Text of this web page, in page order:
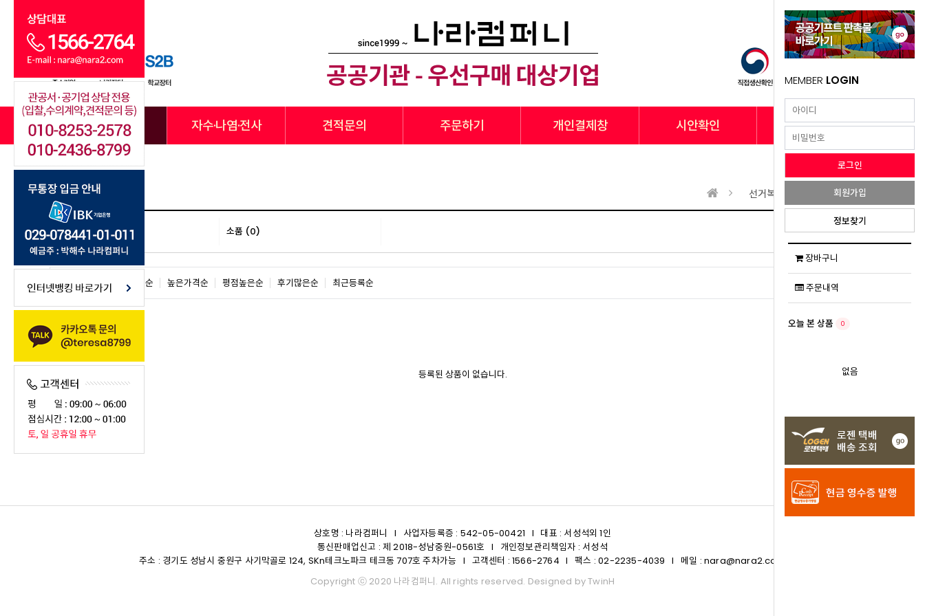
전체카테고리 자수·나염·전사 견적문의 주문하기 개인결제창 시안확인 납품사례
MEMBER LOGIN
회원가입
정보찾기
장바구니
주문내역
오늘 본 상품 0
없음
선거복 선거복
선거복 (0) 소품 (0)
판매많은순 낮은가격순 높은가격순 평점높은순 후기많은순 최근등록순
등록된 상품이 없습니다.
상호명 : 나라컴퍼니 I 사업자등록증 : 542-05-00421 I 대표 : 서성석외 1인
통신판매업신고 : 제 2018-성남중원-0561호 I 개인정보관리책임자 : 서성석
주소 : 경기도 성남시 중원구 사기막골로 124, SKn테크노파크 테크동 707호 주차가능 I 고객센터 : 1566-2764 I 팩스 : 02-2235-4039 I 메일 : nara@nara2.com
Copyright ⓒ 2020 나라컴퍼니. All rights reserved. Designed byTwinH